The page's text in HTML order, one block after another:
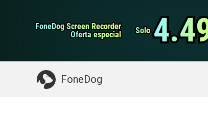
FoneDog Screen Recorder
FoneDog Screen Recorder
Oferta especial
Oferta especial Solo
Solo
FoneDog
Limpiador de iPhone
Algo que puede necesitar: